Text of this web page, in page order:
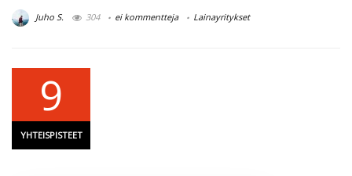
Juho S. 304 ei kommentteja Lainayritykset
9
YHTEISPISTEET